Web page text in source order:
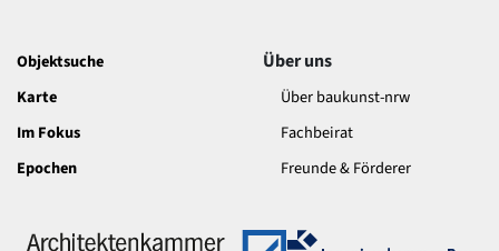
Objektsuche
Karte
Im Fokus
Epochen
Über uns
Über baukunst-nrw
Fachbeirat
Freunde & Förderer